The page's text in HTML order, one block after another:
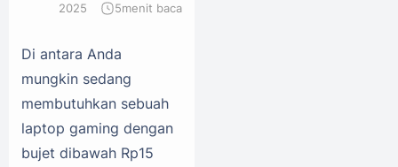
2025
5menit baca
Di antara Anda
mungkin sedang
membutuhkan sebuah
laptop gaming dengan
bujet dibawah Rp15